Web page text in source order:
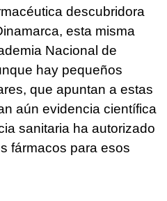
descubridora
esta misma
Nacional de
hay pequeños
que apuntan a estas
aún evidencia científica
sanitaria ha autorizado
fármacos para esos